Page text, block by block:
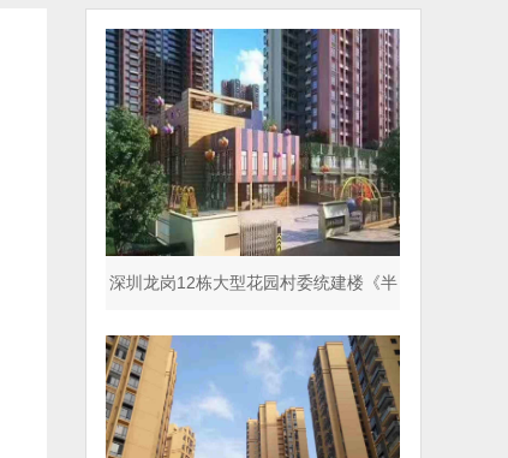
深圳龙岗12栋大型花园村委统建楼《半
山名著》商品房同